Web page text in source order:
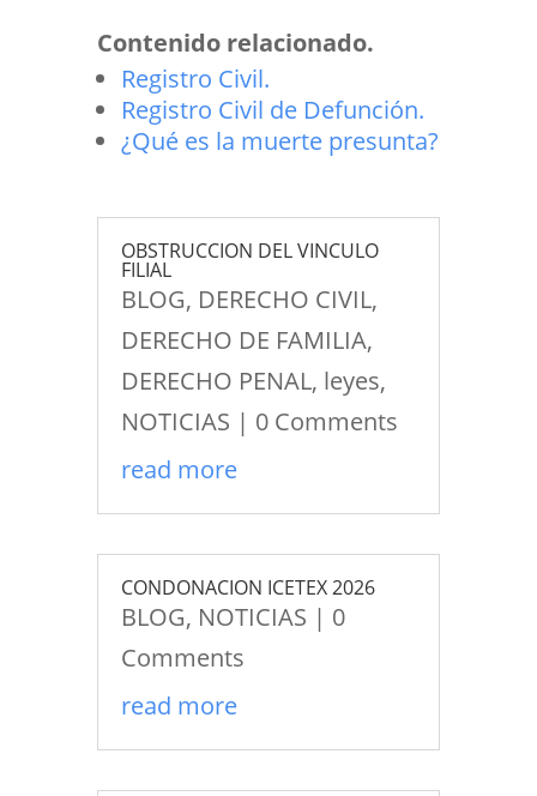
Contenido relacionado.
Registro Civil.
Registro Civil de Defunción.
¿Qué es la muerte presunta?
OBSTRUCCION DEL VINCULO
FILIAL
BLOG, DERECHO CIVIL,
DERECHO DE FAMILIA,
DERECHO PENAL, leyes,
NOTICIAS | 0 Comments
read more
CONDONACION ICETEX 2026
BLOG, NOTICIAS | 0
Comments
read more